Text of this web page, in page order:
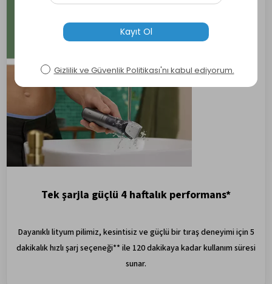
Tek şarjla güçlü 4 haftalık performans*
Dayanıklı lityum pilimiz, kesintisiz ve güçlü bir tıraş deneyimi için 5
dakikalık hızlı şarj seçeneği** ile 120 dakikaya kadar kullanım süresi
sunar.